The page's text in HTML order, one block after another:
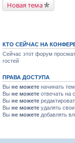
Новая тема
КТО СЕЙЧАС НА
Сейчас этот форум
гостей
ПРАВА ДОСТУПА
Вы не можете начинать
Вы не можете отвечать на
Вы не можете
Вы не можете удалять
Вы не можете добавлять